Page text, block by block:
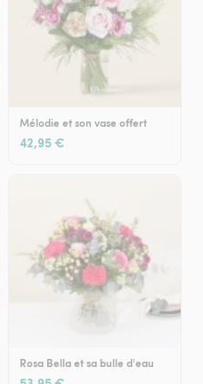
Mélodie et son vase offert
42,95 €
Rosa Bella et sa bulle d'eau